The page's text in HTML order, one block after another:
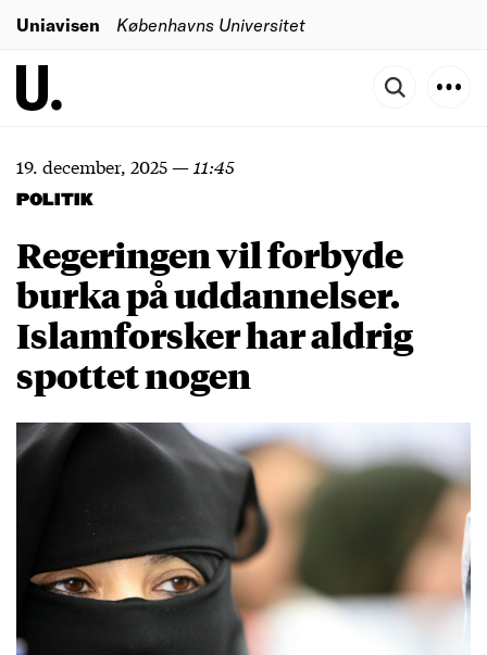
Uniavisen Københavns Universitet
19. december, 2025— 11:45
POLITIK
Regeringen vil forbyde
burka på uddannelser.
Islamforsker har aldrig
spottet nogen